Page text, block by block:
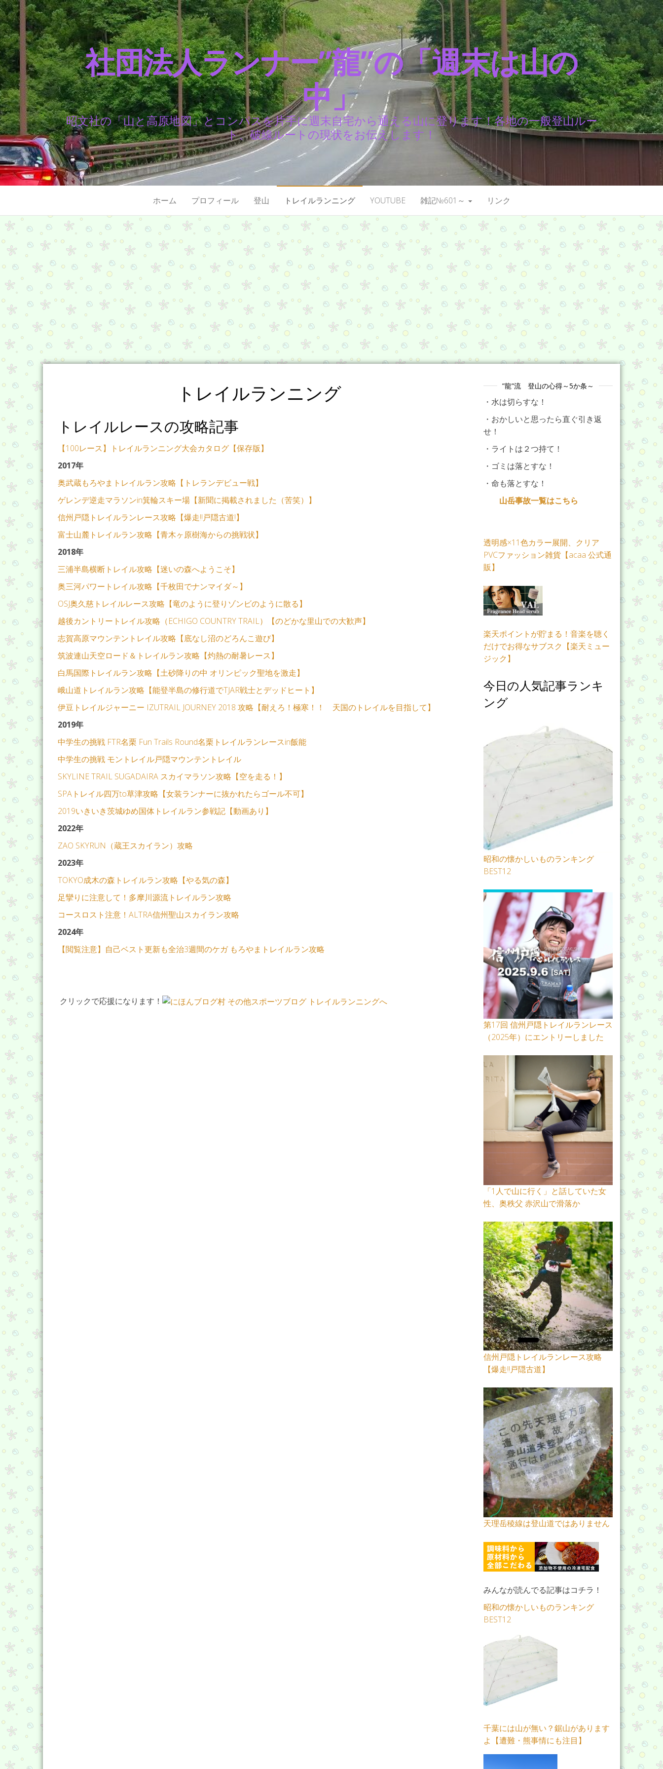
社団法人ランナー”龍”の「週末は山の
中」
昭文社の「山と高原地図」とコンパスを片手に週末自宅から通える山に登ります！各地の一般登山ルー
ト、破線ルートの現状をお伝えします！
ホーム プロフィール 登山 トレイルランニング YOUTUBE 雑記№601～ リンク
トレイルランニング
トレイルレースの攻略記事
【100レース】トレイルランニング大会カタログ【保存版】
2017年
奥武蔵もろやまトレイルラン攻略【トレランデビュー戦】
ゲレンデ逆走マラソンin箕輪スキー場【新聞に掲載されました（苦笑）】
信州戸隠トレイルランレース攻略【爆走!!戸隠古道!】
富士山麓トレイルラン攻略【青木ヶ原樹海からの挑戦状】
2018年
三浦半島横断トレイル攻略【迷いの森へようこそ】
奥三河パワートレイル攻略【千枚田でナンマイダ～】
OSJ奥久慈トレイルレース攻略【竜のように登りゾンビのように散る】
越後カントリートレイル攻略（ECHIGO COUNTRY TRAIL）【のどかな里山での大歓声】
志賀高原マウンテントレイル攻略【底なし沼のどろんこ遊び】
筑波連山天空ロード＆トレイルラン攻略【灼熱の耐暑レース】
白馬国際トレイルラン攻略【土砂降りの中 オリンピック聖地を激走】
峨山道トレイルラン攻略【能登半島の修行道でTJAR戦士とデッドヒート】
伊豆トレイルジャーニー IZUTRAIL JOURNEY 2018 攻略【耐えろ！極寒！！ 天国のトレイルを目指して】
2019年
中学生の挑戦 FTR名栗 Fun Trails Round名栗トレイルランレースin飯能
中学生の挑戦 モントレイル戸隠マウンテントレイル
SKYLINE TRAIL SUGADAIRA スカイマラソン攻略【空を走る！】
SPAトレイル四万to草津攻略【女装ランナーに抜かれたらゴール不可】
2019いきいき茨城ゆめ国体トレイルラン参戦記【動画あり】
2022年
ZAO SKYRUN（蔵王スカイラン）攻略
2023年
TOKYO成木の森トレイルラン攻略【やる気の森】
足攣りに注意して！多摩川源流トレイルラン攻略
コースロスト注意！ALTRA信州聖山スカイラン攻略
2024年
【閲覧注意】自己ベスト更新も全治3週間のケガ もろやまトレイルラン攻略
クリックで応援になります！
”龍”流 登山の心得～5か条～
・水は切らすな！
・おかしいと思ったら直ぐ引き返
せ！
・ライトは２つ持て！
・ゴミは落とすな！
・命も落とすな！
山岳事故一覧はこちら
透明感×11色カラー展開、クリア
PVCファッション雑貨【acaa 公式通
販】
楽天ポイントが貯まる！音楽を聴く
だけでお得なサブスク【楽天ミュー
ジック】
今日の人気記事ランキ
ング
昭和の懐かしいものランキング
BEST12
第17回 信州戸隠トレイルランレース
（2025年）にエントリーしました
「1人で山に行く」と話していた女
性、奥秩父 赤沢山で滑落か
信州戸隠トレイルランレース攻略
【爆走!!戸隠古道】
天理岳稜線は登山道ではありません
みんなが読んでる記事はコチラ！
昭和の懐かしいものランキング
BEST12
千葉には山が無い？鋸山があります
よ【遭難・熊事情にも注目】